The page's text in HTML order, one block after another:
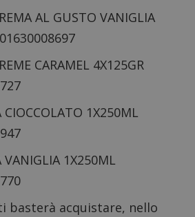
AL GUSTO VANIGLIA
CARAMEL 4X125GR
CIOCCOLATO 1X250ML
VANIGLIA 1X250ML
basterà acquistare, nello